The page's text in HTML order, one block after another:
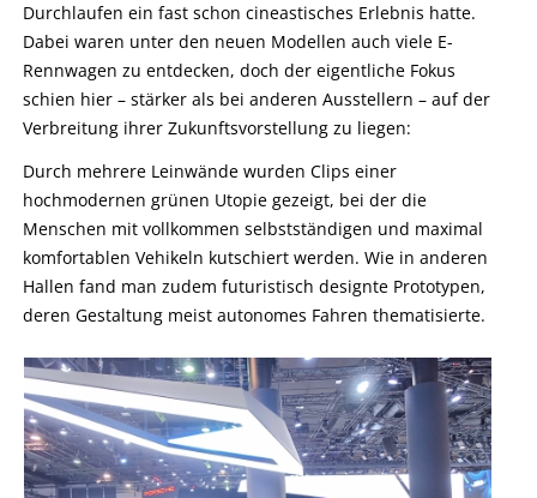
Durchlaufen ein fast schon cineastisches Erlebnis hatte.
Dabei waren unter den neuen Modellen auch viele E-
Rennwagen zu entdecken, doch der eigentliche Fokus
schien hier – stärker als bei anderen Ausstellern – auf der
Verbreitung ihrer Zukunftsvorstellung zu liegen:
Durch mehrere Leinwände wurden Clips einer
hochmodernen grünen Utopie gezeigt, bei der die
Menschen mit vollkommen selbstständigen und maximal
komfortablen Vehikeln kutschiert werden. Wie in anderen
Hallen fand man zudem futuristisch designte Prototypen,
deren Gestaltung meist autonomes Fahren thematisierte.